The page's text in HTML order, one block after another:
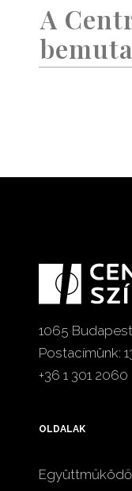
A
1065
Postacímünk:
+36 1 301 2060
OLDALAK